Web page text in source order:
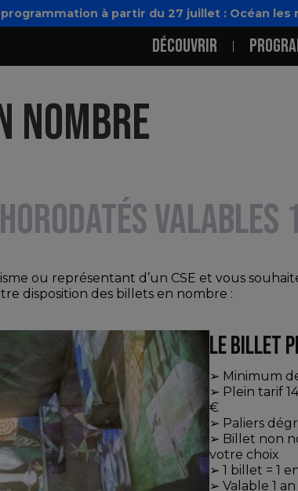
à partir du 27 juillet : Océan
DÉCOUVRIR
NOMBRE
VALABLES
ou représentant d’un CSE et vous
disposition des billets en nombre :
LE BILLET
➢ Minimum
➢ Plein tarif
€
➢ Paliers
➢ Billet non
votre choix
➢ 1 billet = 1
➢ Valable 1